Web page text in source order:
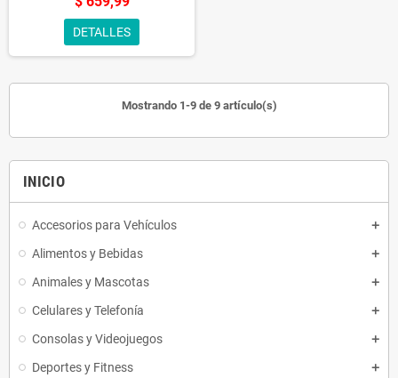
INICIO
Accesorios para Vehículos
Alimentos y Bebidas
Animales y Mascotas
Celulares y Telefonía
Consolas y Videojuegos
Deportes y Fitness
DETALLES
Mostrando 1-9 de 9 artículo(s)